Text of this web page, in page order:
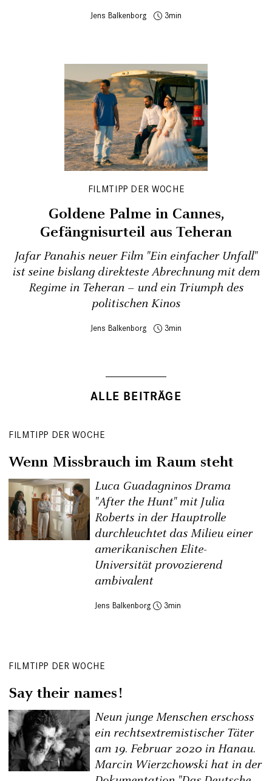
Jens Balkenborg 3
FILMTIPP DER WOCHE
Goldene Palme in Cannes,
Gefängnisurteil aus Teheran
Jafar Panahis neuer Film "Ein einfacher Unfall"
ist seine bislang direkteste Abrechnung mit dem
Regime in Teheran – und ein Triumph des
politischen Kinos
Jens Balkenborg 3
ALLE BEITRÄGE
FILMTIPP DER WOCHE
Wenn Missbrauch im Raum steht
Luca Guadagninos Drama
"After the Hunt" mit Julia
Roberts in der Hauptrolle
durchleuchtet das Milieu einer
amerikanischen Elite-
Universität provozierend
ambivalent
Jens Balkenborg 3
FILMTIPP DER WOCHE
Say their names!
Neun junge Menschen erschoss
ein rechtsextremistischer Täter
am 19. Februar 2020 in Hanau.
Marcin Wierzchowski hat in der